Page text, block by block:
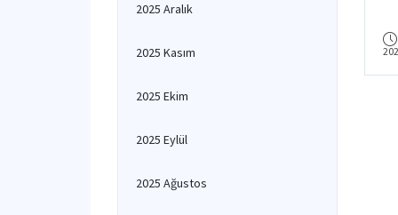
2025 Aralık
2025 Kasım
2025 Ekim
2025 Eylül
2025 Ağustos